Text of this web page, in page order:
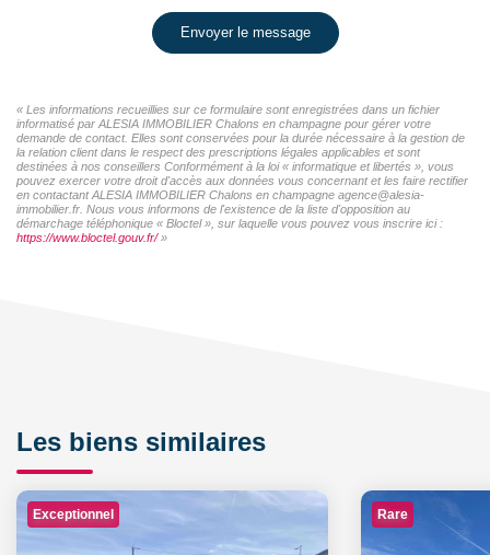
Envoyer le message
« Les informations recueillies sur ce formulaire sont enregistrées dans un fichier
informatisé par ALESIA IMMOBILIER Chalons en champagne pour gérer votre
demande de contact. Elles sont conservées pour la durée nécessaire à la gestion de
la relation client dans le respect des prescriptions légales applicables et sont
destinées à nos conseillers Conformément à la loi « informatique et libertés », vous
pouvez exercer votre droit d'accès aux données vous concernant et les faire rectifier
en contactant ALESIA IMMOBILIER Chalons en champagne agence@alesia-
immobilier.fr. Nous vous informons de l'existence de la liste d'opposition au
démarchage téléphonique « Bloctel », sur laquelle vous pouvez vous inscrire ici :
https://www.bloctel.gouv.fr/»
Les biens similaires
Exceptionnel Rare